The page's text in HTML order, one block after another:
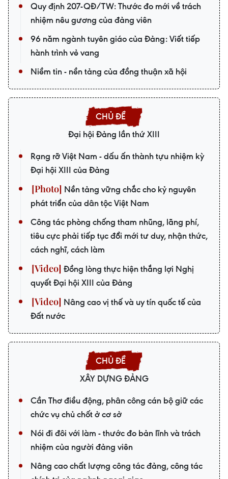
Quy định 207-QĐ/TW: Thước đo mới về trách
nhiệm nêu gương của đảng viên
96 năm ngành tuyên giáo của Đảng: Viết tiếp
hành trình vẻ vang
Niềm tin - nền tảng của đồng thuận xã hội
Đại hội Đảng lần thứ XIII
Rạng rỡ Việt Nam - dấu ấn thành tựu nhiệm kỳ
Đại hội XIII của Đảng
Nền tảng vững chắc cho kỷ nguyên
phát triển của dân tộc Việt Nam
Công tác phòng chống tham nhũng, lãng phí,
tiêu cực phải tiếp tục đổi mới tư duy, nhận thức,
cách nghĩ, cách làm
Đồng lòng thực hiện thắng lợi Nghị
quyết Đại hội XIII của Đảng
Nâng cao vị thế và uy tín quốc tế của
Đất nước
XÂY DỰNG ĐẢNG
Cần Thơ điều động, phân công cán bộ giữ các
chức vụ chủ chốt ở cơ sở
Nói đi đôi với làm - thước đo bản lĩnh và trách
nhiệm của người đảng viên
Nâng cao chất lượng công tác đảng, công tác